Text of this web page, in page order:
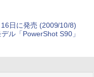
日に発売 (2009/10/8)
ル「PowerShot S90」